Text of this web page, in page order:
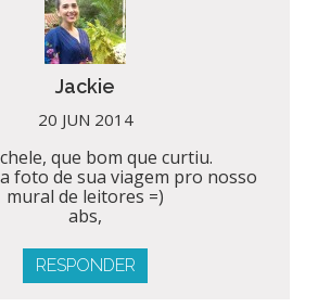
Jackie
20 JUN 2014
que bom que curtiu.
foto de sua viagem pro nosso
mural de leitores =)
abs,
RESPONDER